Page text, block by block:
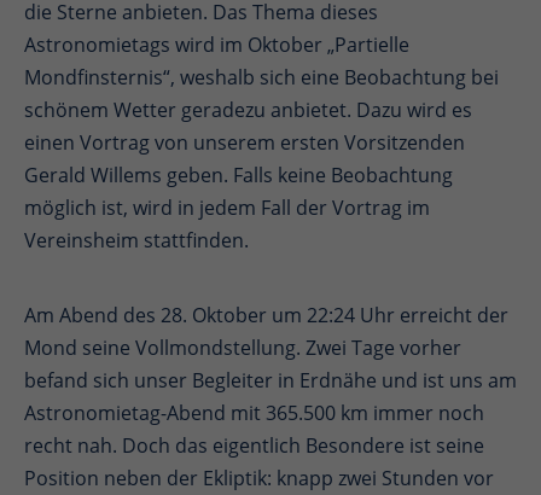
die Sterne anbieten. Das Thema dieses
Astronomietags wird im Oktober „Partielle
Mondfinsternis“, weshalb sich eine Beobachtung bei
schönem Wetter geradezu anbietet. Dazu wird es
einen Vortrag von unserem ersten Vorsitzenden
Gerald Willems geben. Falls keine Beobachtung
möglich ist, wird in jedem Fall der Vortrag im
Vereinsheim stattfinden.
Am Abend des 28. Oktober um 22:24 Uhr erreicht der
Mond seine Vollmondstellung. Zwei Tage vorher
befand sich unser Begleiter in Erdnähe und ist uns am
Astronomietag-Abend mit 365.500 km immer noch
recht nah. Doch das eigentlich Besondere ist seine
Position neben der Ekliptik: knapp zwei Stunden vor